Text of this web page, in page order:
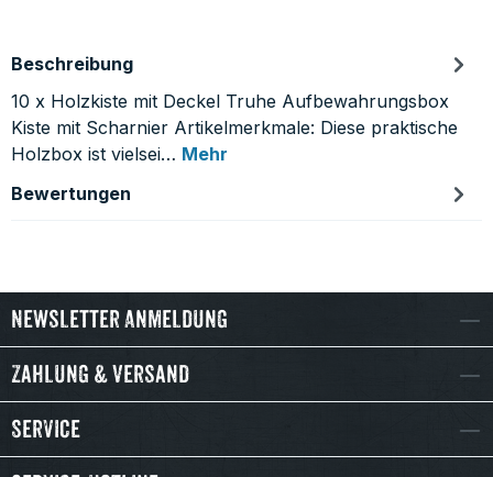
Beschreibung
10 x Holzkiste mit Deckel Truhe Aufbewahrungsbox
Kiste mit Scharnier Artikelmerkmale: Diese praktische
Holzbox ist vielsei… Mehr
Bewertungen
Newsletter Anmeldung
Zahlung & Versand
Service